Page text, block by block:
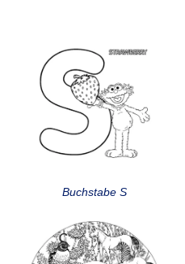
Buchstabe S